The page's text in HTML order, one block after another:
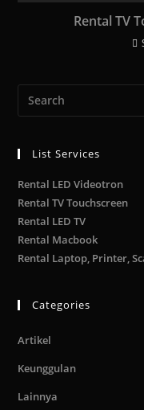
Rental TV
List Services
Rental LED Videotron
Rental TV Touchscreen
Rental LED TV
Rental Macbook
Rental Laptop, Printer,
Categories
Artikel
Keunggulan
Lainnya